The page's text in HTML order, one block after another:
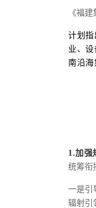
《福
计划
业、
南沿海
1.加强
统筹衔
一是引
辐射引